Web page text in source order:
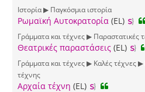
Ιστορία ▶ Παγκόσμια ιστορία
Ρωμαϊκή Αυτοκρατορία (EL)
Γράμματα και τέχνες ▶ Παραστατικές
Θεατρικές παραστάσεις (EL)
Γράμματα και τέχνες ▶ Καλές τέχνες ▶
τέχνης
Αρχαία τέχνη (EL)